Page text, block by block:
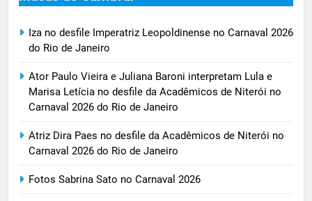
Iza no desfile Imperatriz Leopoldinense no Carnaval 2026
do Rio de Janeiro
Ator Paulo Vieira e Juliana Baroni interpretam Lula e
Marisa Letícia no desfile da Acadêmicos de Niterói no
Carnaval 2026 do Rio de Janeiro
Atriz Dira Paes no desfile da Acadêmicos de Niterói no
Carnaval 2026 do Rio de Janeiro
Fotos Sabrina Sato no Carnaval 2026